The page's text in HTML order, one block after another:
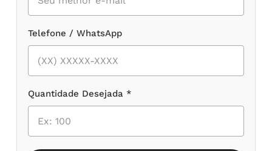
Telefone / WhatsApp
Quantidade Desejada *